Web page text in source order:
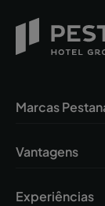
Marcas
Vantagens
Experiências